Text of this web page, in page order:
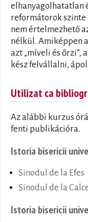
elhanyagolhatatlan
reformátorok szinte
nem értelmezhető
nélkül. Amiképpen
azt „míveli és őrzi”,
kész felvállalni,
Utilizat ca
Az alábbi kurzus
fenti publikációra.
Istoria bisericii
Sinodul de la Efes
Sinodul de la
Istoria bisericii